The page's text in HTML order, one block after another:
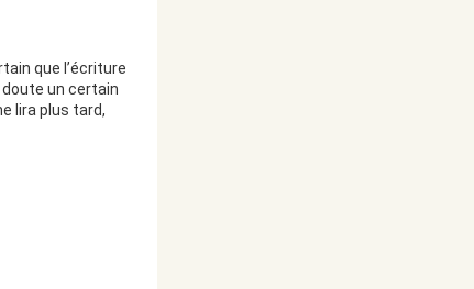
que l’écriture
un certain
lira plus tard,